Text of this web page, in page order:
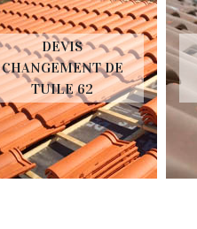
DEVIS
CHANGEMENT DE
TUILE 62